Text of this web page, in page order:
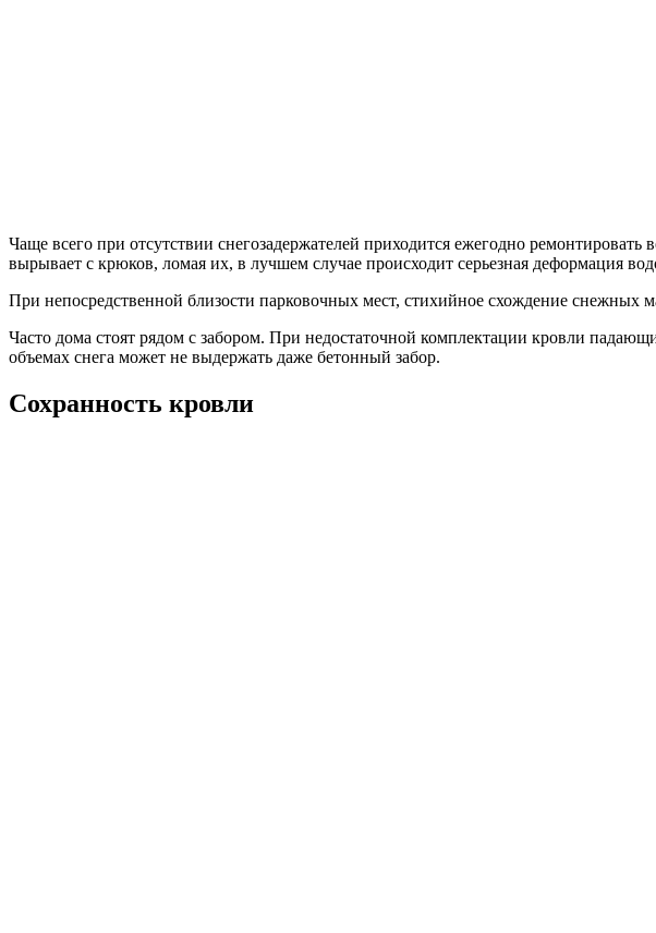
Чаще всего при отсутствии снегозадержателей приходится ежегодно
вырывает с крюков, ломая их, в лучшем случае происходит серьезная деформация
При непосредственной близости парковочных мест, стихийное схождение снежных
Часто дома стоят рядом с забором. При недостаточной комплектации кровли
объемах снега может не выдержать даже бетонный забор.
Сохранность кровли